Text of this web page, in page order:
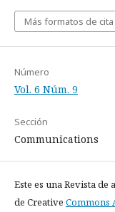
Más formatos de cita
Número
Vol. 6 Núm. 9
Sección
Communications
Este es una Revista
de Creative Commons